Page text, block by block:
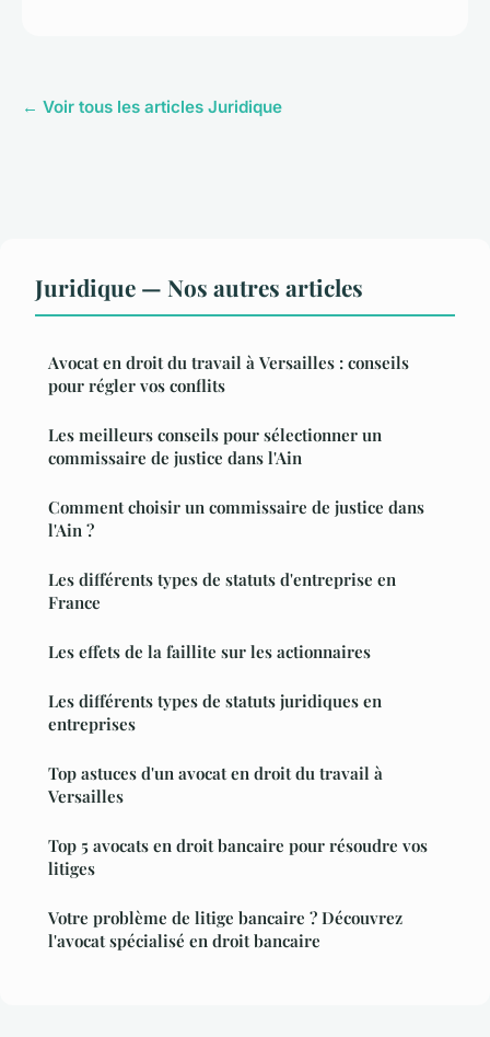
← Voir tous les articles Juridique
Juridique — Nos autres articles
Avocat en droit du travail à Versailles : conseils
pour régler vos conflits
Les meilleurs conseils pour sélectionner un
commissaire de justice dans l'Ain
Comment choisir un commissaire de justice dans
l'Ain ?
Les différents types de statuts d'entreprise en
France
Les effets de la faillite sur les actionnaires
Les différents types de statuts juridiques en
entreprises
Top astuces d'un avocat en droit du travail à
Versailles
Top 5 avocats en droit bancaire pour résoudre vos
litiges
Votre problème de litige bancaire ? Découvrez
l'avocat spécialisé en droit bancaire